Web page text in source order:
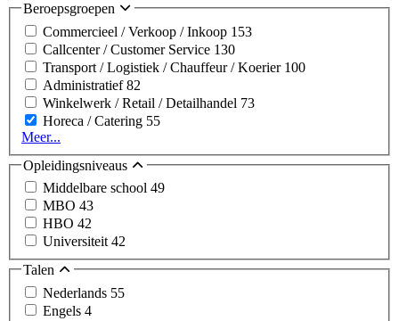
Beroepsgroepen
Commercieel / Verkoop / Inkoop 153
Callcenter / Customer Service 130
Transport / Logistiek / Chauffeur / Koerier 100
Administratief82
Winkelwerk / Retail / Detailhandel 73
Horeca / Catering 55
Meer...
Opleidingsniveaus
Middelbare school 49
MBO 43
HBO 42
Universiteit42
Talen
Nederlands 55
Engels 4